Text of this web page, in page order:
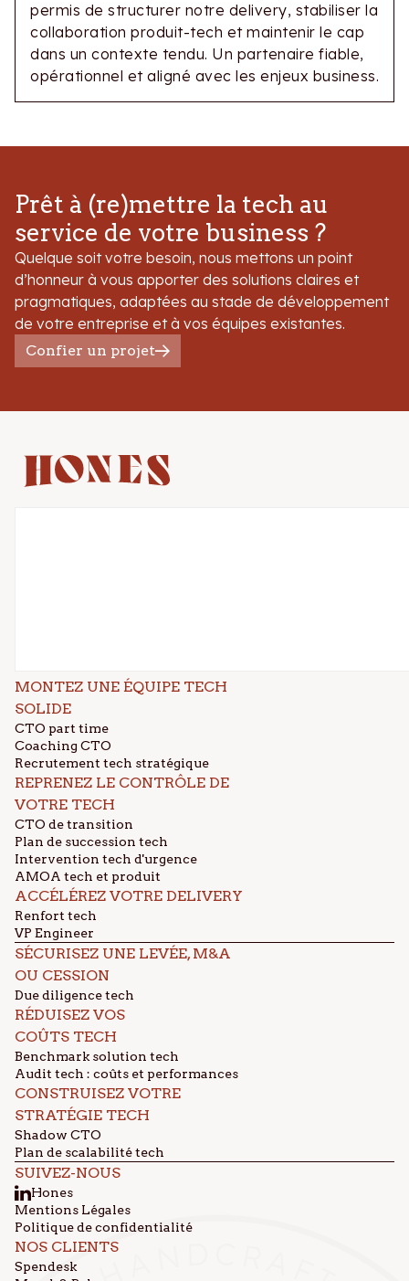
permis de structurer notre delivery, stabiliser la
collaboration produit-tech et maintenir le cap
dans un contexte tendu. Un partenaire fiable,
opérationnel et aligné avec les enjeux business.
Prêt à (re)mettre la tech au
service de votre business ?
Quelque soit votre besoin, nous mettons un point
d’honneur à vous apporter des solutions claires et
pragmatiques, adaptées au stade de développement
de votre entreprise et à vos équipes existantes.
Confier un projet
MONTEZ UNE ÉQUIPE TECH
SOLIDE
CTO part time
Coaching CTO
Recrutement tech stratégique
REPRENEZ LE CONTRÔLE DE
VOTRE TECH
CTO de transition
Plan de succession tech
Intervention tech d'urgence
AMOA tech et produit
ACCÉLÉREZ VOTRE DELIVERY
Renfort tech
VP Engineer
SÉCURISEZ UNE LEVÉE, M&A
OU CESSION
Due diligence tech
RÉDUISEZ VOS
COÛTS TECH
Benchmark solution tech
Audit tech : coûts et performances
CONSTRUISEZ VOTRE
STRATÉGIE TECH
Shadow CTO
Plan de scalabilité tech
SUIVEZ-NOUS
Hones
Mentions Légales
Politique de confidentialité
NOS CLIENTS
Spendesk